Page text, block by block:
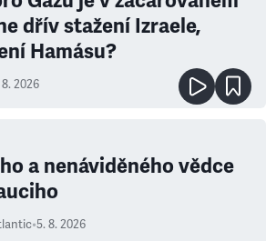
dřív stažení Izraele,
Hamásu?
2026
a nenáviděného vědce
•5. 8. 2026